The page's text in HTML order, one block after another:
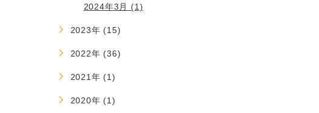
2024年3月 (1)
2023年 (15)
2022年 (36)
2021年 (1)
2020年 (1)